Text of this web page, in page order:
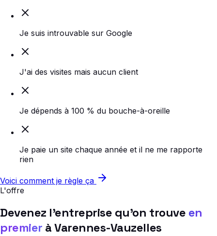
Je suis introuvable sur Google
J'ai des visites mais aucun client
Je dépends à 100 % du bouche-à-oreille
Je paie un site chaque année et il ne me rapporte
rien
Voici comment je règle ça
L'offre
Devenez l'entreprise qu'on trouve en
premier à Varennes-Vauzelles